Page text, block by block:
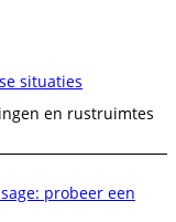
situaties
en rustruimtes
probeer een